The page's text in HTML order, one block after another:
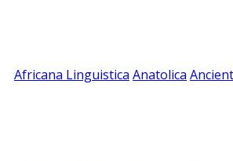
Africana Linguistica Anatolica